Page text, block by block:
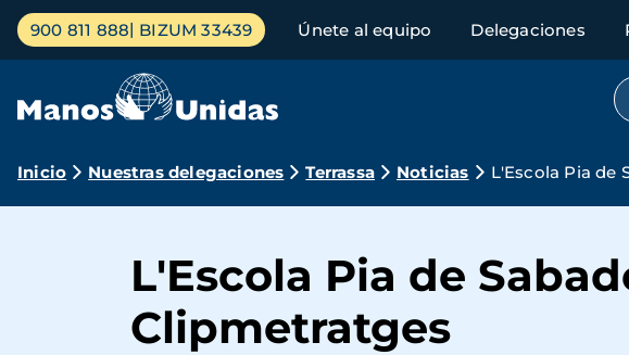
Pasar
contenido
Menú
principal
900 811 888 BIZUM 33439 Únete al equipo Delegaciones
Ruta
navegación
Inicio Nuestras delegaciones Terrassa Noticias L'Escola Pia de
L'Escola Pia de
Clipmetratges